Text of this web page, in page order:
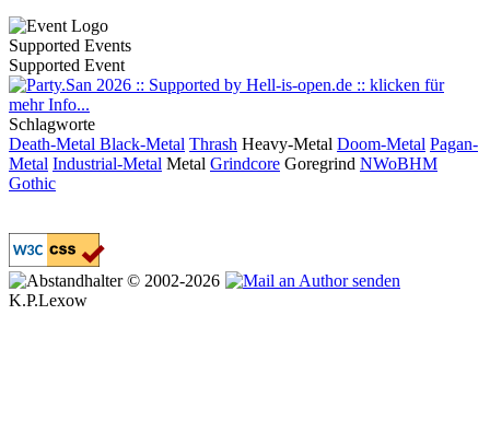
Supported Events
Supported Event
Schlagworte
Death-Metal Black-Metal Thrash Heavy-Metal Doom-Metal Pagan-
Metal Industrial-Metal Metal Grindcore Goregrind NWoBHM
Gothic
© 2002-2026
K.P.Lexow